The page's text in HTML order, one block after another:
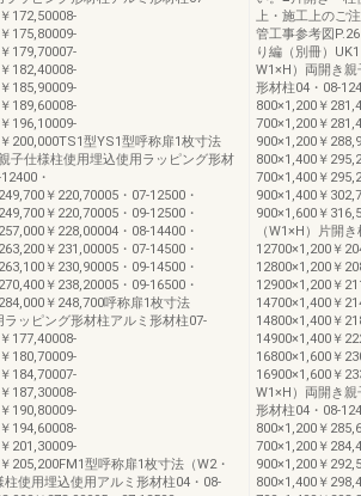
172,50008-
175,80009-
179,70007-
182,40008-
185,90009-
189,60008-
196,10009-
200,000TS1型YS1型呼称扉1枚寸法
子仕様柱使用埋込使用ラッピング形材
・
￥220,70005・07-12500・
￥220,70005・09-12500・
￥228,00004・08-14400・
￥231,00005・07-14500・
￥230,90005・09-14500・
￥238,20005・09-16500・
￥248,700呼称扉1枚寸法
ラッピング形材柱アルミ形材柱07-
177,40008-
180,70009-
184,70007-
187,30008-
190,80009-
194,60008-
201,30009-
205,200FM1型呼称扉1枚寸法（W2・
使用埋込使用アルミ形材柱04・08-
上・施工上のご
管工事参考図
り編（別冊）
W1×H）両開き
形材柱04・08-
800×1,200￥
700×1,200￥
900×1,200￥
800×1,400￥
700×1,400￥
900×1,400￥
900×1,600￥
（W1×H）片開
12700×1,200￥
12800×1,200￥
12900×1,200￥
14700×1,400￥
14800×1,400￥
14900×1,400￥
16800×1,600￥
16900×1,600￥
W1×H）両開き
形材柱04・08-
800×1,200￥
700×1,200￥
900×1,200￥
800×1,400￥